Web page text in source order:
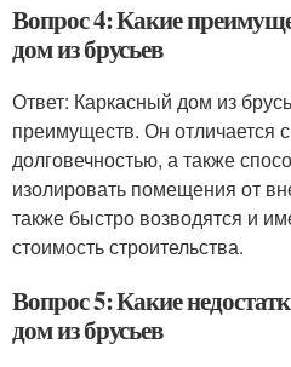
Вопрос 4: Какие
дом из брусьев
Ответ: Каркасный дом из
преимуществ. Он отличается
долговечностью, а также
изолировать помещения от
также быстро возводятся и
стоимость строительства.
Вопрос 5: Какие
дом из брусьев